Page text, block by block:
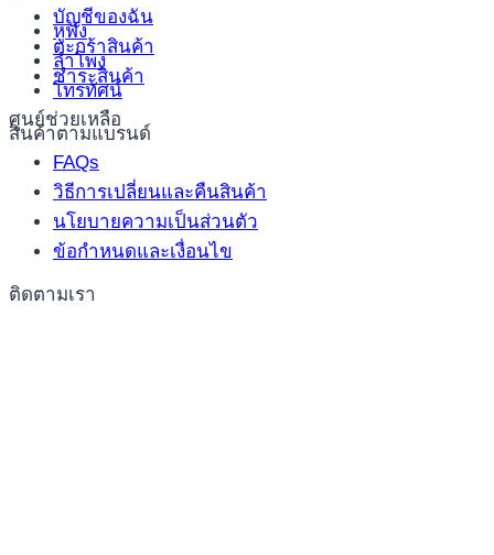
หูฟัง
ลำโพง
โทรทัศน์
สินค้าตามแบรนด์
บัญชีของฉัน
ตะกร้าสินค้า
ชำระสินค้า
ศูนย์ช่วยเหลือ
FAQs
วิธีการเปลี่ยนและคืนสินค้า
นโยบายความเป็นส่วนตัว
ข้อกำหนดและเงื่อนไข
ติดตามเรา